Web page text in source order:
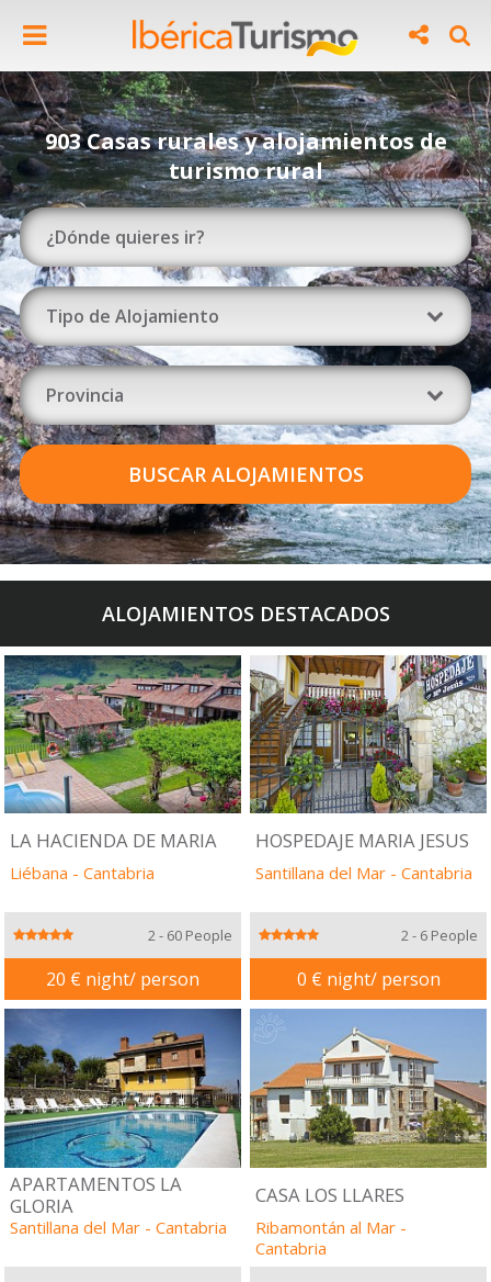
903 Casas rurales y alojamientos de
turismo rural
Tipo de Alojamiento
Provincia
BUSCAR ALOJAMIENTOS
ALOJAMIENTOS DESTACADOS
LA HACIENDA DE MARIA
Liébana - Cantabria
2 - 60 People
20 € night/ person
HOSPEDAJE MARIA JESUS
Santillana del Mar - Cantabria
2 - 6 People
0 € night/ person
APARTAMENTOS LA
GLORIA
Santillana del Mar - Cantabria
CASA LOS LLARES
Ribamontán al Mar -
Cantabria